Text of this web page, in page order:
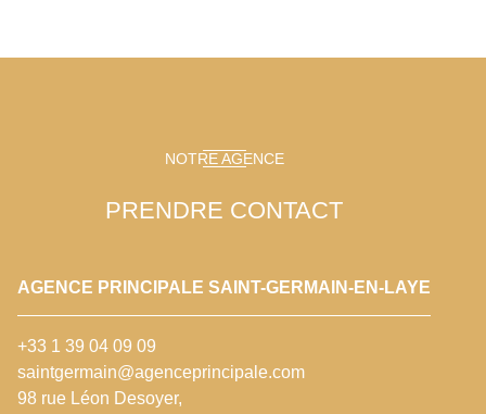
NOTRE AGENCE
PRENDRE CONTACT
AGENCE PRINCIPALE SAINT-GERMAIN-EN-LAYE
+33 1 39 04 09 09
saintgermain@agenceprincipale.com
98 rue Léon Desoyer,